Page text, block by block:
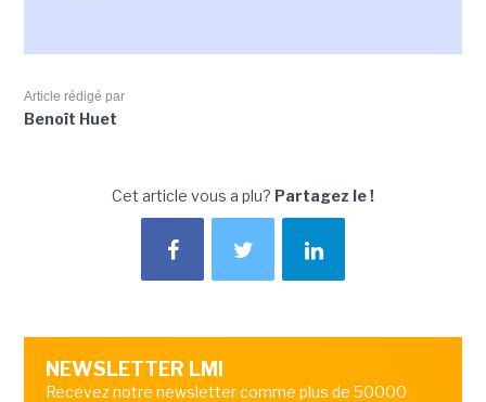
Article rédigé par
Benoît Huet
Cet article vous a plu? Partagez le !
NEWSLETTER LMI
Recevez notre newsletter comme plus de 50000